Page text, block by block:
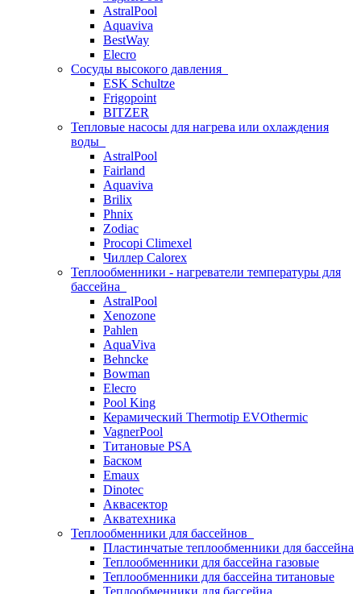
AstralPool
Aquaviva
BestWay
Elecro
Сосуды высокого давления
ESK Schultze
Frigopoint
BITZER
Тепловые насосы для нагрева или охлаждения
воды
AstralPool
Fairland
Aquaviva
Brilix
Phnix
Zodiac
Procopi Climexel
Чиллер Calorex
Теплообменники - нагреватели температуры для
бассейна
AstralPool
Xenozone
Pahlen
AquaViva
Behncke
Bowman
Elecro
Pool King
Керамический Thermotip EVOthermic
VagnerPool
Титановые PSA
Баском
Emaux
Dinotec
Аквасектор
Акватехника
Теплообменники для бассейнов
Пластинчатые теплообменники для бассейна
Теплообменники для бассейна газовые
Теплообменники для бассейна титановые
Теплообменники для бассейна